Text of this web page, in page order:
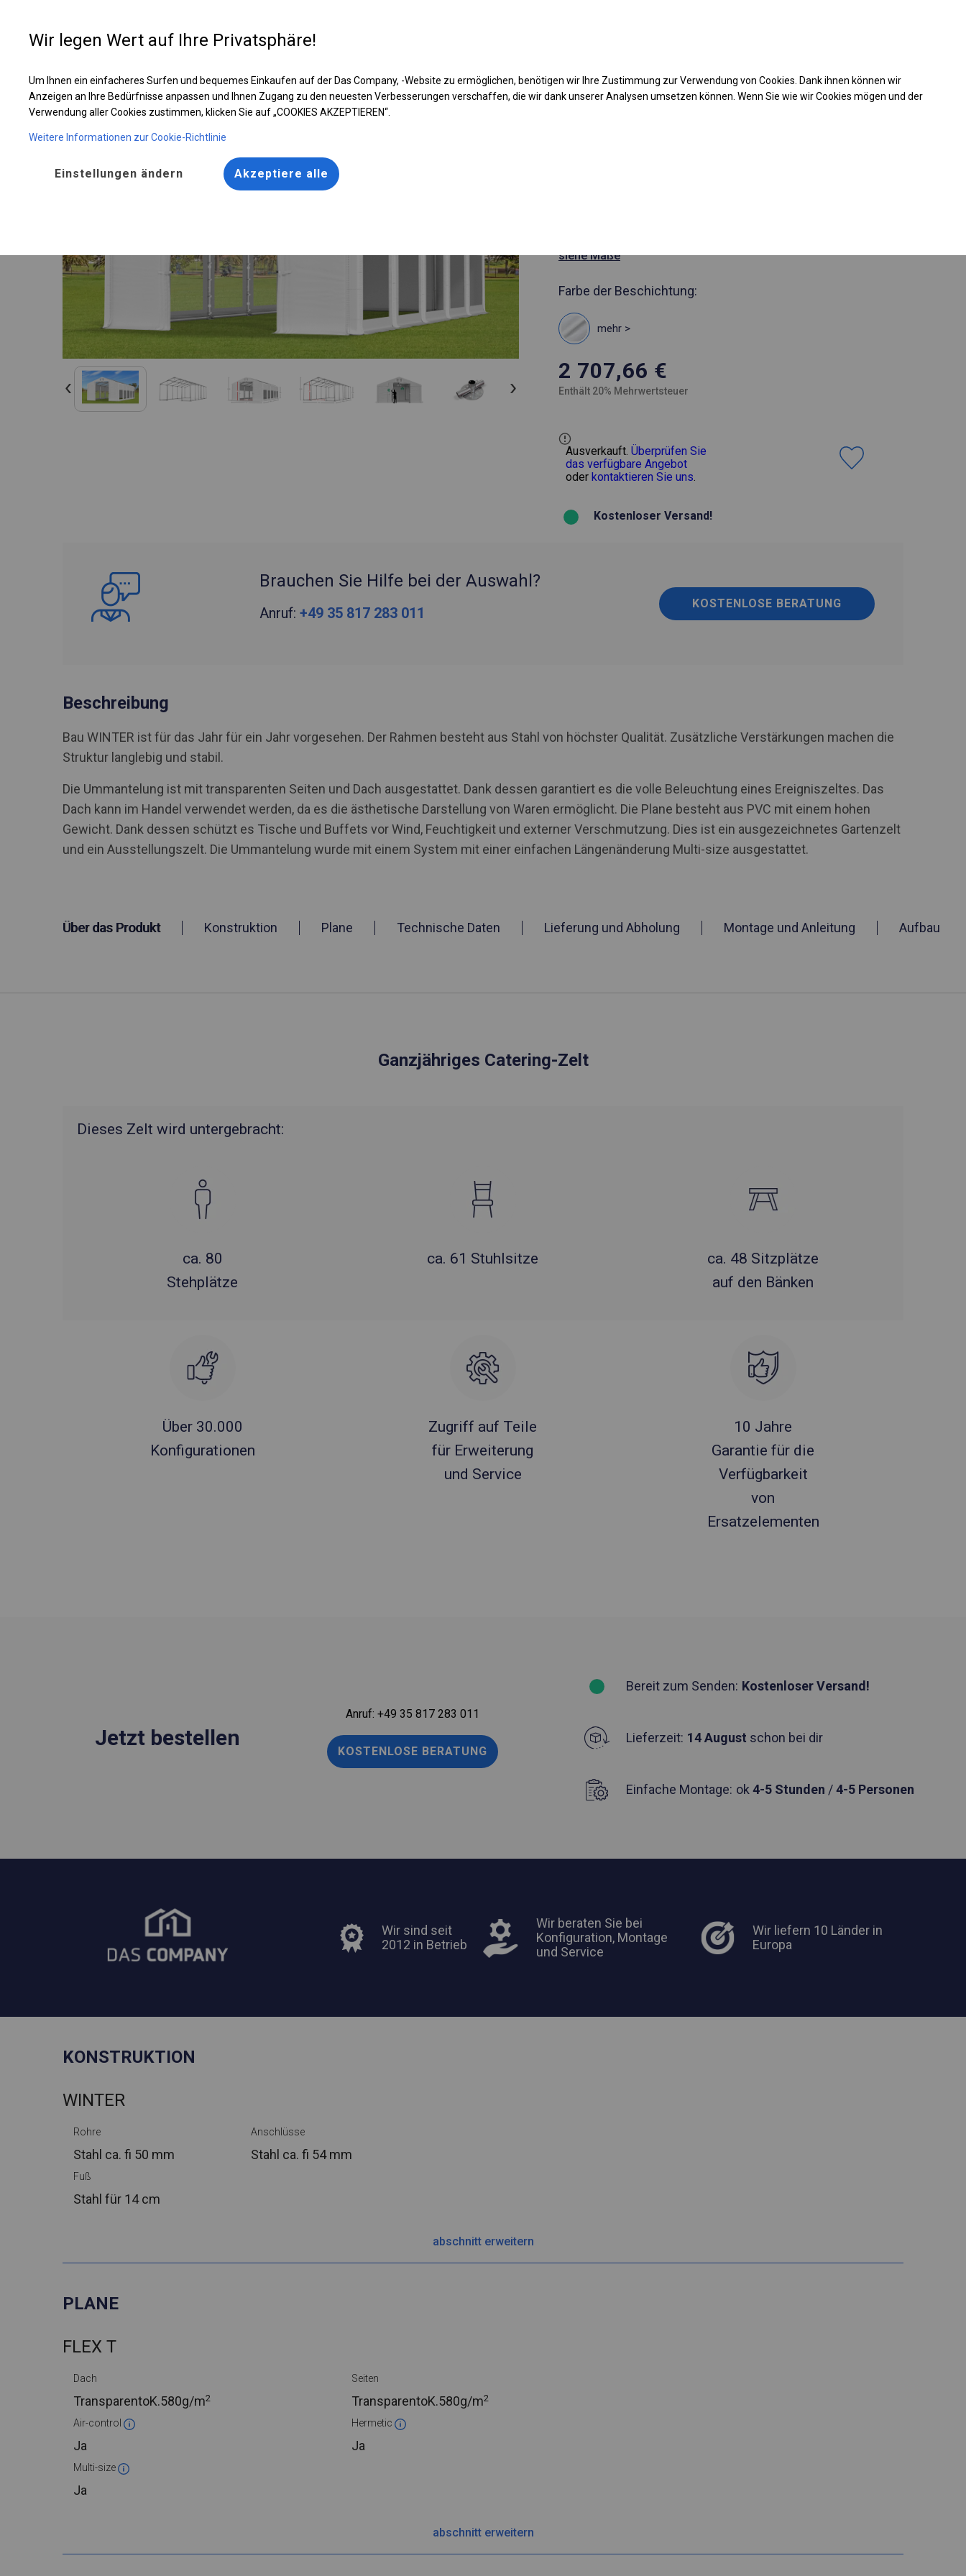
Entwerfen Sie Ihr Zelt
Ganzjähriges Catering-Zelt | 4x10 m Laden Sie das PDF -Angebot herunter
siehe Maße
Farbe der Beschichtung:
mehr >
2 707,66 €
Enthält 20% Mehrwertsteuer
Ausverkauft. Überprüfen Sie
das verfügbare Angebot
oder kontaktieren Sie uns.
Kostenloser Versand!
Brauchen Sie Hilfe bei der Auswahl?
Anruf: +49 35 817 283 011
KOSTENLOSE BERATUNG
Beschreibung
Bau WINTER ist für das Jahr für ein Jahr vorgesehen. Der Rahmen besteht aus Stahl von höchster Qualität. Zusätzliche Verstärkungen machen die
Struktur langlebig und stabil.
Die Ummantelung ist mit transparenten Seiten und Dach ausgestattet. Dank dessen garantiert es die volle Beleuchtung eines Ereigniszeltes. Das
Dach kann im Handel verwendet werden, da es die ästhetische Darstellung von Waren ermöglicht. Die Plane besteht aus PVC mit einem hohen
Gewicht. Dank dessen schützt es Tische und Buffets vor Wind, Feuchtigkeit und externer Verschmutzung. Dies ist ein ausgezeichnetes Gartenzelt
und ein Ausstellungszelt. Die Ummantelung wurde mit einem System mit einer einfachen Längenänderung Multi-size ausgestattet.
Über das Produkt Konstruktion Plane Technische Daten Lieferung und Abholung Montage und Anleitung Aufbau
Ganzjähriges Catering-Zelt
Dieses Zelt wird untergebracht:
ca. 80
Stehplätze
ca. 61 Stuhlsitze
ca. 48 Sitzplätze
auf den Bänken
Über 30.000
Konfigurationen
Zugriff auf Teile
für Erweiterung
und Service
10 Jahre
Garantie für die
Verfügbarkeit
von
Ersatzelementen
Jetzt bestellen
Anruf:+49 35 817 283 011
KOSTENLOSE BERATUNG
Bereit zum Senden: Kostenloser Versand!
Lieferzeit: 14 August schon bei dir
Einfache Montage: ok4-5 Stunden /4-5 Personen
Wir sind seit
2012 in Betrieb
Wir beraten Sie bei
Konfiguration, Montage
und Service
Wir liefern 10 Länder in
Europa
KONSTRUKTION
WINTER
Rohre
Stahl ca. fi 50 mm
Anschlüsse
Stahl ca. fi 54 mm
Fuß
Stahl für 14 cm
abschnitt erweitern
PLANE
FLEX T
Dach
TransparentoK.580g/m2
Seiten
TransparentoK.580g/m2
Air-control
Ja
Hermetic
Ja
Multi-size
Ja
abschnitt erweitern
Wir legen Wert auf Ihre Privatsphäre!
Um Ihnen ein einfacheres Surfen und bequemes Einkaufen auf der Das Company, -Website zu ermöglichen, benötigen wir Ihre Zustimmung zur Verwendung von Cookies. Dank ihnen können wir
Anzeigen an Ihre Bedürfnisse anpassen und Ihnen Zugang zu den neuesten Verbesserungen verschaffen, die wir dank unserer Analysen umsetzen können. Wenn Sie wie wir Cookies mögen und der
Verwendung aller Cookies zustimmen, klicken Sie auf „COOKIES AKZEPTIEREN“.
Weitere Informationen zur Cookie-Richtlinie
Einstellungen ändern Akzeptiere alle